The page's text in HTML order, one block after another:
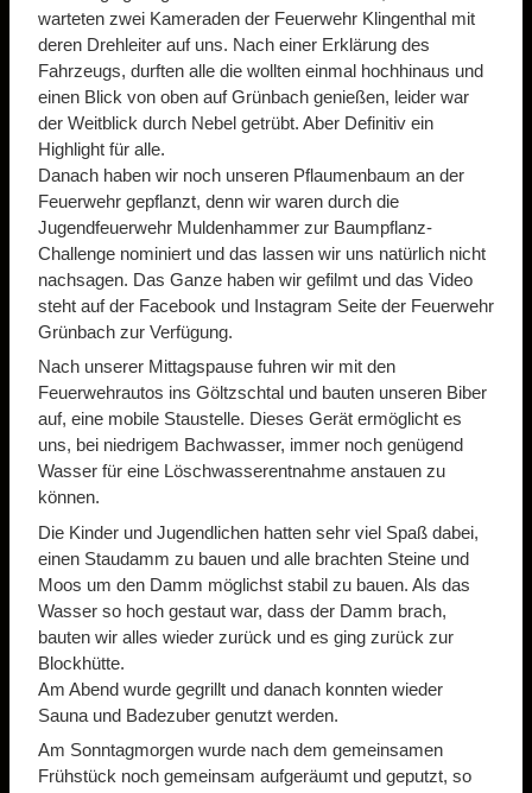
warteten zwei Kameraden der Feuerwehr Klingenthal mit
deren Drehleiter auf uns. Nach einer Erklärung des
Fahrzeugs, durften alle die wollten einmal hochhinaus und
einen Blick von oben auf Grünbach genießen, leider war
der Weitblick durch Nebel getrübt. Aber Definitiv ein
Highlight für alle.
Danach haben wir noch unseren Pflaumenbaum an der
Feuerwehr gepflanzt, denn wir waren durch die
Jugendfeuerwehr Muldenhammer zur Baumpflanz-
Challenge nominiert und das lassen wir uns natürlich nicht
nachsagen. Das Ganze haben wir gefilmt und das Video
steht auf der Facebook und Instagram Seite der Feuerwehr
Grünbach zur Verfügung.
Nach unserer Mittagspause fuhren wir mit den
Feuerwehrautos ins Göltzschtal und bauten unseren Biber
auf, eine mobile Staustelle. Dieses Gerät ermöglicht es
uns, bei niedrigem Bachwasser, immer noch genügend
Wasser für eine Löschwasserentnahme anstauen zu
können.
Die Kinder und Jugendlichen hatten sehr viel Spaß dabei,
einen Staudamm zu bauen und alle brachten Steine und
Moos um den Damm möglichst stabil zu bauen. Als das
Wasser so hoch gestaut war, dass der Damm brach,
bauten wir alles wieder zurück und es ging zurück zur
Blockhütte.
Am Abend wurde gegrillt und danach konnten wieder
Sauna und Badezuber genutzt werden.
Am Sonntagmorgen wurde nach dem gemeinsamen
Frühstück noch gemeinsam aufgeräumt und geputzt, so